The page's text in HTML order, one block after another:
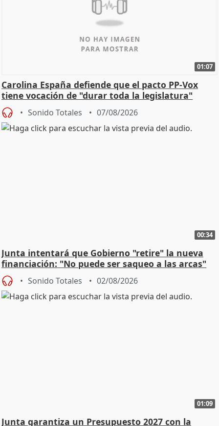
01:07
Carolina España defiende que el pacto PP-Vox
tiene vocación de "durar toda la legislatura"
Sonido Totales 07/08/2026
00:34
Junta intentará que Gobierno "retire" la nueva
financiación: "No puede ser saqueo a las arcas"
Sonido Totales 02/08/2026
01:09
Junta garantiza un Presupuesto 2027 con la